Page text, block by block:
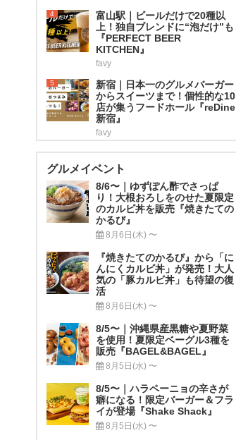
4
富山駅｜ビールだけで20種以
上！独自ブレンドに“泡だけ”も
『PERFECT BEER
KITCHEN』
favy
5
新宿｜日本一のグルメバーガー
からスイーツまで！個性的な10
店が集うフードホール『reDine
新宿』
favy
グルメイベント
8/6〜｜ゆずぽん酢でさっぱ
り！大根おろしをのせた夏限定
のカルビ丼を販売『焼きたての
かるび』
8月6日(木) 〜
『焼きたてのかるび』から「に
んにくカルビ丼」が発売！大人
気の「豚カルビ丼」も待望の復
活
8月6日(木) 〜
8/5〜｜沖縄県産黒糖や夏野菜
を使用！夏限定ベーグル3種を
販売『BAGEL&BAGEL』
8月5日(水) 〜
8/5〜｜ハラペーニョの辛さが
癖になる！限定バーガー＆フラ
イが登場『Shake Shack』
8月5日(水) 〜